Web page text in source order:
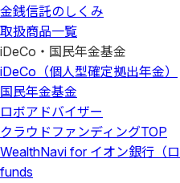
金銭信託のしくみ
取扱商品一覧
iDeCo・国民年金基金
iDeCo（個人型確定拠出年金）
国民年金基金
ロボアドバイザー
クラウドファンディングTOP
WealthNavi for イオン銀行（ロ
funds